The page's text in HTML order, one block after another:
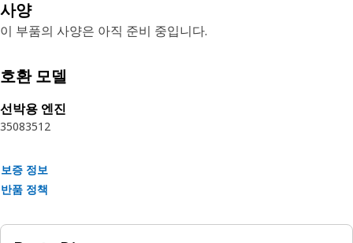
사양
이 부품의 사양은 아직 준비 중입니다.
호환 모델
선박용 엔진
35083512
보증 정보
반품 정책